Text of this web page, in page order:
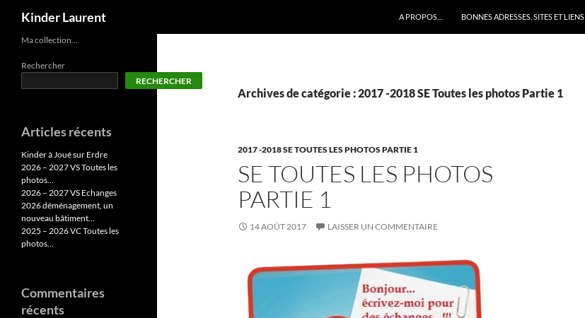
Aller
contenu
Kinder Laurent A PROPOS… BONNES ADRESSES, SITES ET LIENS
Archives de catégorie : 2017 -2018 SE Toutes les photos Partie 1
2017 -2018 SE TOUTES LES PHOTOS PARTIE 1
SE TOUTES LES PHOTOS
PARTIE 1
14 AOÛT 2017 LAISSER UN COMMENTAIRE
Ma collection…
Rechercher
RECHERCHER
Articles récents
Kinder à Joué sur Erdre
2026 – 2027 VS Toutes les
photos…
2026 – 2027 VS Echanges
2026 déménagement, un
nouveau bâtiment…
2025 – 2026 VC Toutes les
photos…
Commentaires
récents